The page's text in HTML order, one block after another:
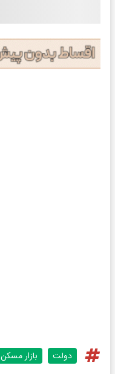
دولت بازار مسکن